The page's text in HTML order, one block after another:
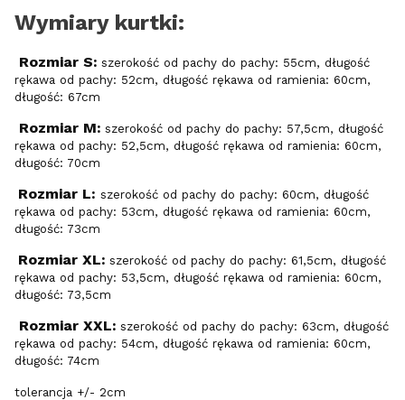
Wymiary kurtki:
Rozmiar S: szerokość od pachy do pachy: 55cm, długość
rękawa od pachy: 52cm, długość rękawa od ramienia: 60cm,
długość: 67cm
Rozmiar M: szerokość od pachy do pachy: 57,5cm, długość
rękawa od pachy: 52,5cm, długość rękawa od ramienia: 60cm,
długość: 70cm
Rozmiar L: szerokość od pachy do pachy: 60cm, długość
rękawa od pachy: 53cm, długość rękawa od ramienia: 60cm,
długość: 73cm
Rozmiar XL: szerokość od pachy do pachy: 61,5cm, długość
rękawa od pachy: 53,5cm, długość rękawa od ramienia: 60cm,
długość: 73,5cm
Rozmiar XXL: szerokość od pachy do pachy: 63cm, długość
rękawa od pachy: 54cm, długość rękawa od ramienia: 60cm,
długość: 74cm
tolerancja +/- 2cm